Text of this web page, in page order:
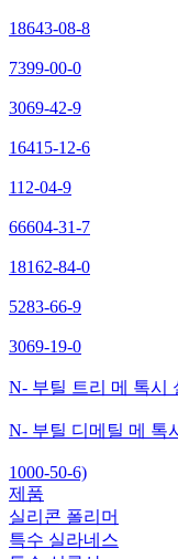
18643-08-8
7399-00-0
3069-42-9
16415-12-6
112-04-9
66604-31-7
18162-84-0
5283-66-9
3069-19-0
N- 부틸 트리 메 톡시
N- 부틸 디메틸 메 톡
1000-50-6)
제품
실리콘 폴리머
특수 실라네스